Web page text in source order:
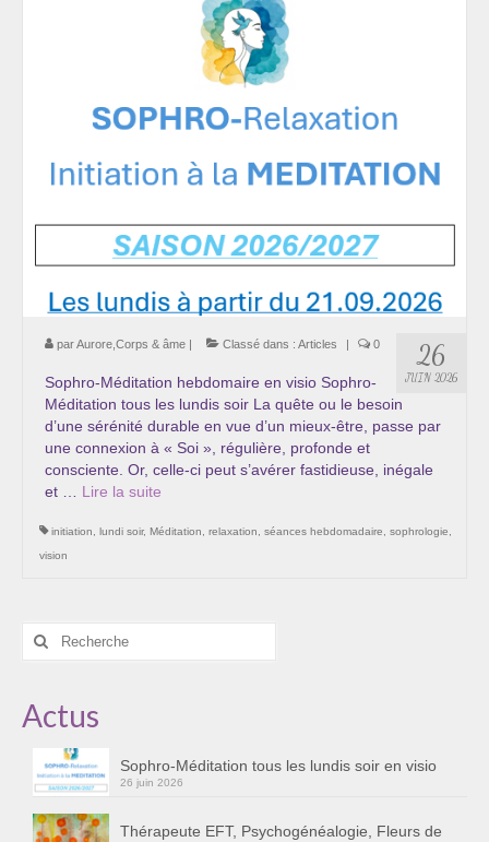
Psychogénéalogie
La Numérologie Créative
Initiation à la Numérologie
Témoignages Initiation à la Numérologie
Soins énergétiques en Bioénergie et Reiki
Accompagnement thérapeutique
Soin et éveil au Féminin authentique et sacré
Chemin de libération et d’expression de soi »
Cœur de Femme »
Les Onctions Sacrées -La Magdaléenne –
Nadine-Sarah Penna
Témoignages
Initiation à la sophrologie « offerte »
Sophro-Méditation tous les lundis soir en visio
Cursus « Le chemin par la psyché »
26
JUIN 2026
parAurore,Corps & âme | Classé dans : Articles | 0
Sophro-Méditation hebdomaire en visio Sophro-
Méditation tous les lundis soir La quête ou le besoin
d’une sérénité durable en vue d’un mieux-être, passe par
une connexion à « Soi », régulière, profonde et
consciente. Or, celle-ci peut s’avérer fastidieuse, inégale
et … Lire la suite­­
initiation lundi soir, Méditation relaxation séances hebdomadaire sophrologie
vision
Rechercher
Actus
Sophro-Méditation tous les lundis soir en visio
26 juin 2026
Thérapeute EFT, Psychogénéalogie, Fleurs de